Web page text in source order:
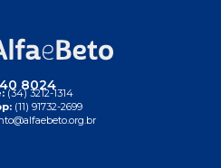
8024
(34) 3212-1314
(11) 91732-2699